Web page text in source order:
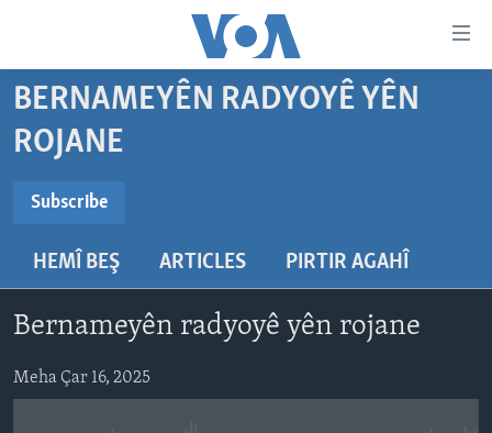
Yekser
here
naveroka
Yekser
Malpera
here
NÛÇE
VÎDYO GALERÎ
HERÊMÊN KURDAN
TIRKÎYE
SÛRÎYE
ÎRAN
BERNAMEYÊN RADYOYÊ YÊN
ROJANE
Subscribe
Navê xwe tomar
HEMÎ BEŞ ARTICLES PIRTIR AGAHÎ
Bernameyên radyoyê yên rojane
Meha Çar 16, 2025